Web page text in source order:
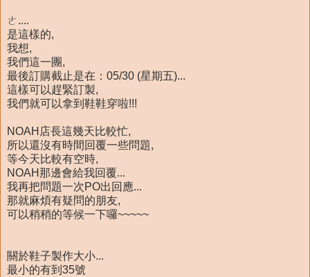
ㄜ....
是這樣的,
我想,
我們這一團,
最後訂購截止是在： 05/30 (星期五)...
這樣可以趕緊訂製,
我們就可以拿到鞋鞋穿啦!!!
NOAH店長這幾天比較忙,
所以還沒有時間回覆一些問題,
等今天比較有空時,
NOAH那邊會給我回覆...
我再把問題一次PO出回應...
那就麻煩有疑問的朋友,
可以稍稍的等候一下囉~~~~~
關於鞋子製作大小...
最小的有到 35號